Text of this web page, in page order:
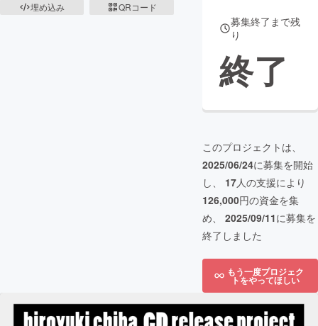
埋め込み
QRコード
募集終了まで残
り
終了
このプロジェクトは、
2025/06/24に募集を開始
し、 17人の支援により
126,000円の資金を集
め、 2025/09/11に募集を
終了しました
もう一度プロジェク
トをやってほしい